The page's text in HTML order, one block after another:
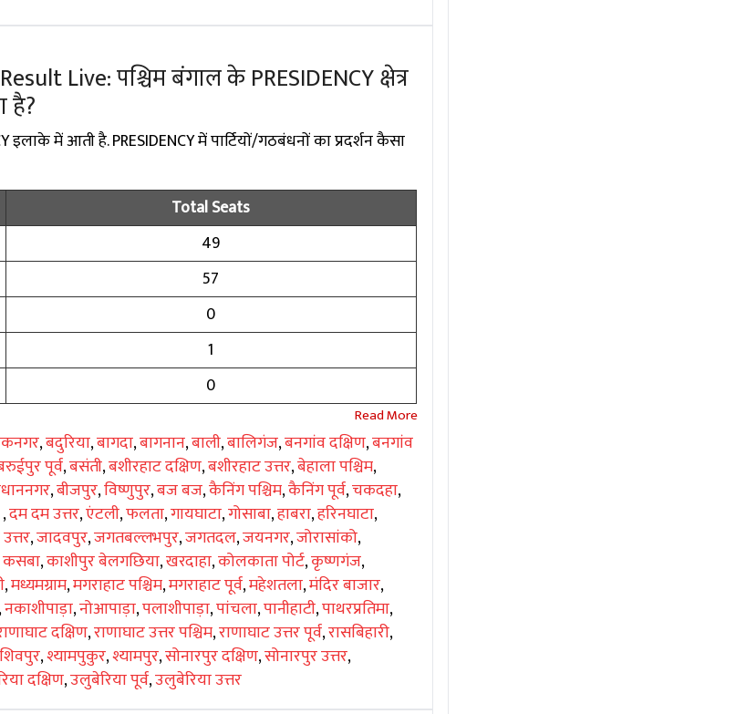
Live: पश्चिम बंगाल के PRESIDENCY क्षेत्र
है?
में आती है. PRESIDENCY में पार्टियों/गठबंधनों का प्रदर्शन कैसा
Total Seats
49
57
0
1
0
,बदुरिया,बागदा,बागनान,बाली,बालिगंज,बनगांव दक्षिण,बनगांव
पूर्व,बसंती,बशीरहाट दक्षिण,बशीरहाट उत्तर,बेहाला पश्चिम,
,बीजपुर,विष्णुपुर,बज बज,कैनिंग पश्चिम,कैनिंग पूर्व,चकदहा,
,दम दम उत्तर,एंटली,फलता,गायघाटा,गोसाबा,हाबरा,हरिनघाटा,
,जादवपुर,जगतबल्लभपुर,जगतदल,जयनगर,जोरासांको,
कसबा,काशीपुर बेलगछिया,खरदाहा,कोलकाता पोर्ट,कृष्णगंज,
,मध्यमग्राम,मगराहाट पश्चिम,मगराहाट पूर्व,महेशतला,मंदिर बाजार,
नकाशीपाड़ा,नोआपाड़ा,पलाशीपाड़ा,पांचला,पानीहाटी,पाथरप्रतिमा,
दक्षिण,राणाघाट उत्तर पश्चिम,राणाघाट उत्तर पूर्व,रासबिहारी,
शिवपुर,श्यामपुकुर,श्यामपुर,सोनारपुर दक्षिण,सोनारपुर उत्तर,
दक्षिण,उलुबेरिया पूर्व,उलुबेरिया उत्तर